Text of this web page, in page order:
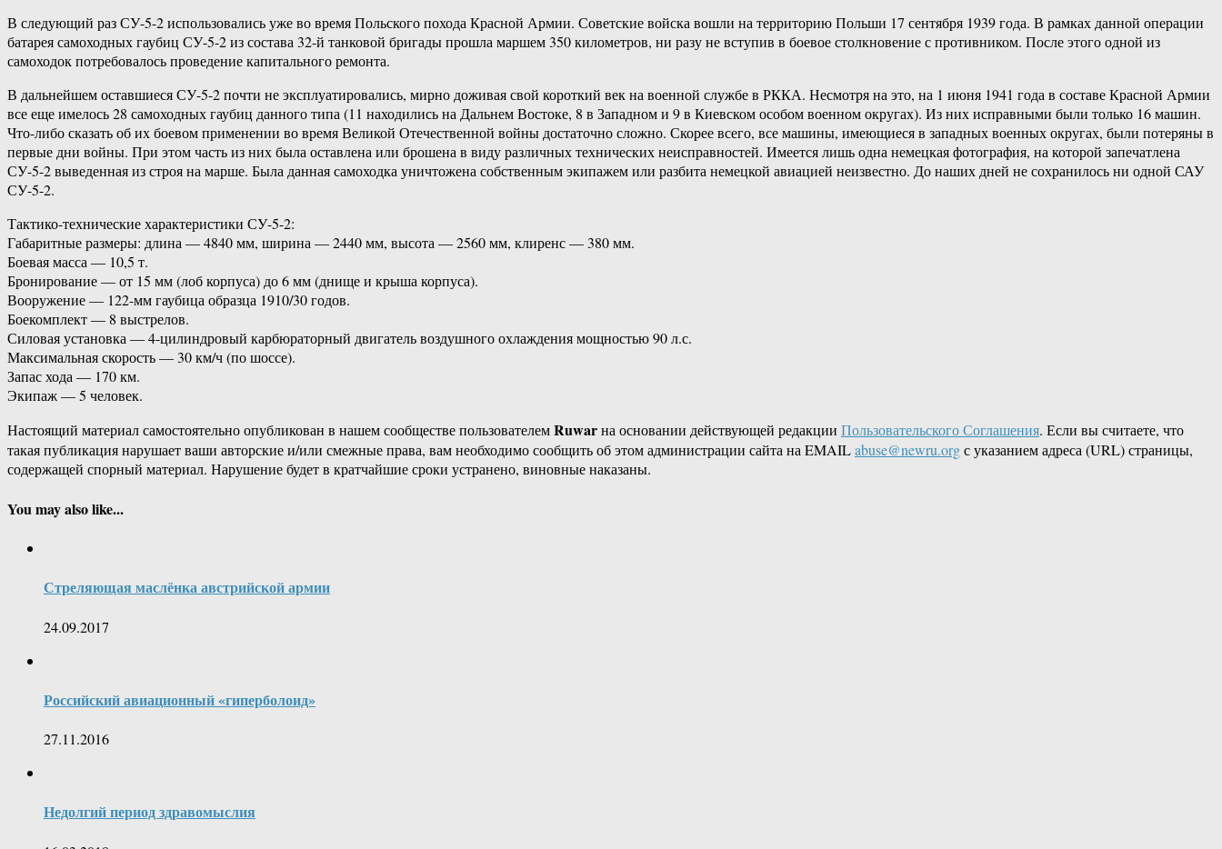
В следующий раз СУ-5-2 использовались уже во время Польского похода Красной Армии. Советские войска вошли на территорию Польши 17 сентября 1939 года. В рамках данной операции
батарея самоходных гаубиц СУ-5-2 из состава 32-й танковой бригады прошла маршем 350 километров, ни разу не вступив в боевое столкновение с противником. После этого одной из
самоходок потребовалось проведение капитального ремонта.
В дальнейшем оставшиеся СУ-5-2 почти не эксплуатировались, мирно доживая свой короткий век на военной службе в РККА. Несмотря на это, на 1 июня 1941 года в составе Красной Армии
все еще имелось 28 самоходных гаубиц данного типа (11 находились на Дальнем Востоке, 8 в Западном и 9 в Киевском особом военном округах). Из них исправными были только 16 машин.
Что-либо сказать об их боевом применении во время Великой Отечественной войны достаточно сложно. Скорее всего, все машины, имеющиеся в западных военных округах, были потеряны в
первые дни войны. При этом часть из них была оставлена или брошена в виду различных технических неисправностей. Имеется лишь одна немецкая фотография, на которой запечатлена
СУ-5-2 выведенная из строя на марше. Была данная самоходка уничтожена собственным экипажем или разбита немецкой авиацией неизвестно. До наших дней не сохранилось ни одной САУ
СУ-5-2.
Тактико-технические характеристики СУ-5-2:
Габаритные размеры: длина — 4840 мм, ширина — 2440 мм, высота — 2560 мм, клиренс — 380 мм.
Боевая масса — 10,5 т.
Бронирование — от 15 мм (лоб корпуса) до 6 мм (днище и крыша корпуса).
Вооружение — 122-мм гаубица образца 1910/30 годов.
Боекомплект — 8 выстрелов.
Силовая установка — 4-цилиндровый карбюраторный двигатель воздушного охлаждения мощностью 90 л.с.
Максимальная скорость — 30 км/ч (по шоссе).
Запас хода — 170 км.
Экипаж — 5 человек.
Настоящий материал самостоятельно опубликован в нашем сообществе пользователемRuwarна основании действующей редакции Пользовательского Соглашения. Если вы считаете, что
такая публикация нарушает ваши авторские и/или смежные права, вам необходимо сообщить об этом администрации сайта на EMAILabuse@newru.orgс указанием адреса (URL) страницы,
содержащей спорный материал. Нарушение будет в кратчайшие сроки устранено, виновные наказаны.
You may also like...
Стреляющая маслёнка австрийской армии
24.09.2017
Российский авиационный «гиперболоид»
27.11.2016
Недолгий период здравомыслия